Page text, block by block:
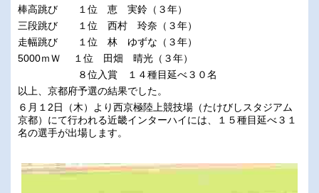
棒高跳び １位 恵 実鈴（３年）
三段跳び １位 西村 玲奈（３年）
走幅跳び １位 林 ゆずな（３年）
5000ｍＷ １位 田畑 晴光（３年）
８位入賞 １４種目延べ３０名
以上、京都府予選の結果でした。
６月１2日（木）より西京極陸上競技場（たけびしスタジアム
京都）にて行われる近畿インターハイには、１５種目延べ３１
名の選手が出場します。